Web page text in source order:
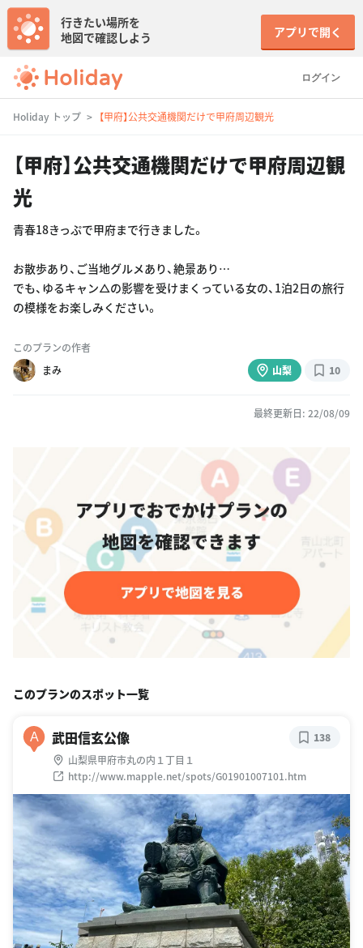
ログイン
行きたい場所を
地図で確認しよう
アプリで開く
Holiday トップ 【甲府】公共交通機関だけで甲府周辺観光
【甲府】公共交通機関だけで甲府周辺観
光
青春18きっぷで甲府まで行きました。
お散歩あり、ご当地グルメあり、絶景あり…
でも、ゆるキャン△の影響を受けまくっている女の、1泊2日の旅行
の模様をお楽しみください。
このプランの作者
まみ
山梨 10
最終更新日: 22/08/09
このプランのスポット一覧
A 武田信玄公像
山梨県甲府市丸の内１丁目１
http://www.mapple.net/spots/G01901007101.htm
138